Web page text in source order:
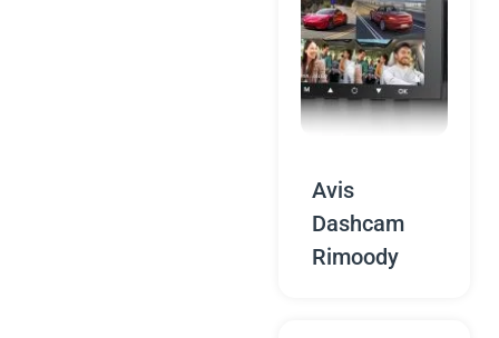
Avis
Dashcam
Rimoody